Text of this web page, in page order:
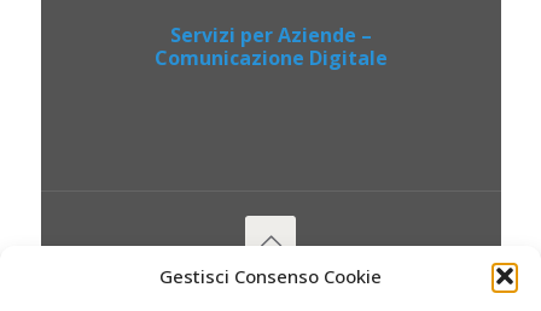
Gestisci Consenso Cookie
Servizi per Aziende –
Comunicazione Digitale